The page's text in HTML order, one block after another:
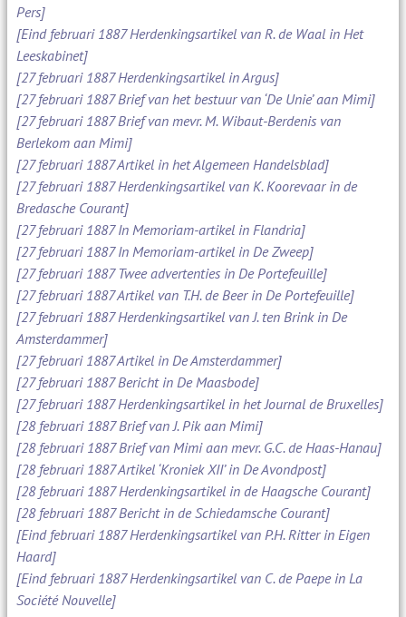
Pers]
[Eind februari 1887 Herdenkingsartikel van R. de Waal in Het
Leeskabinet]
[27 februari 1887 Herdenkingsartikel in Argus]
[27 februari 1887 Brief van het bestuur van ‘De Unie’ aan Mimi]
[27 februari 1887 Brief van mevr. M. Wibaut-Berdenis van
Berlekom aan Mimi]
[27 februari 1887 Artikel in het Algemeen Handelsblad]
[27 februari 1887 Herdenkingsartikel van K. Koorevaar in de
Bredasche Courant]
[27 februari 1887 In Memoriam-artikel in Flandria]
[27 februari 1887 In Memoriam-artikel in De Zweep]
[27 februari 1887 Twee advertenties in De Portefeuille]
[27 februari 1887 Artikel van T.H. de Beer in De Portefeuille]
[27 februari 1887 Herdenkingsartikel van J. ten Brink in De
Amsterdammer]
[27 februari 1887 Artikel in De Amsterdammer]
[27 februari 1887 Bericht in De Maasbode]
[27 februari 1887 Herdenkingsartikel in het Journal de Bruxelles]
[28 februari 1887 Brief van J. Pik aan Mimi]
[28 februari 1887 Brief van Mimi aan mevr. G.C. de Haas-Hanau]
[28 februari 1887 Artikel ‘Kroniek XII’ in De Avondpost]
[28 februari 1887 Herdenkingsartikel in de Haagsche Courant]
[28 februari 1887 Bericht in de Schiedamsche Courant]
[Eind februari 1887 Herdenkingsartikel van P.H. Ritter in Eigen
Haard]
[Eind februari 1887 Herdenkingsartikel van C. de Paepe in La
Société Nouvelle]